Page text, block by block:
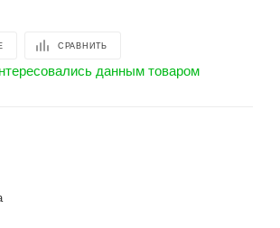
СРАВНИТЬ
данным товаром